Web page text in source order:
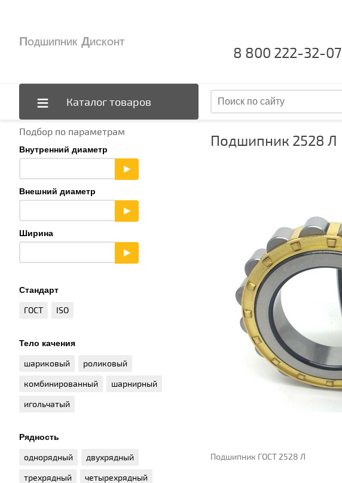
Подшипник 2528 Л
Подшипник ГОСТ 2528 Л
Подбор по параметрам
Внутренний диаметр
▶
Внешний диаметр
▶
Ширина
▶
Стандарт
ГОСТ ISO
Тело качения
шариковый
роликовый
комбинированный
шарнирный
игольчатый
Рядность
однорядный
двухрядный
трехрядный
четырехрядный
Подшипник Дисконт
8 800 222-32-07
Каталог товаров